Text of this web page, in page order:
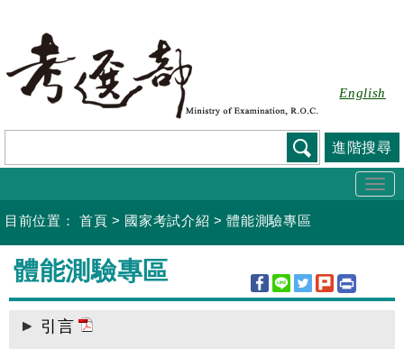
要
容
English
進階搜尋
目前位置： 首頁 > 國家考試介紹 >體能測驗專區
:::
體能測驗專區
引言